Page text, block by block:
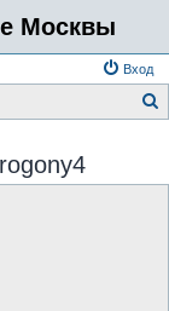
Москвы
Вход
с